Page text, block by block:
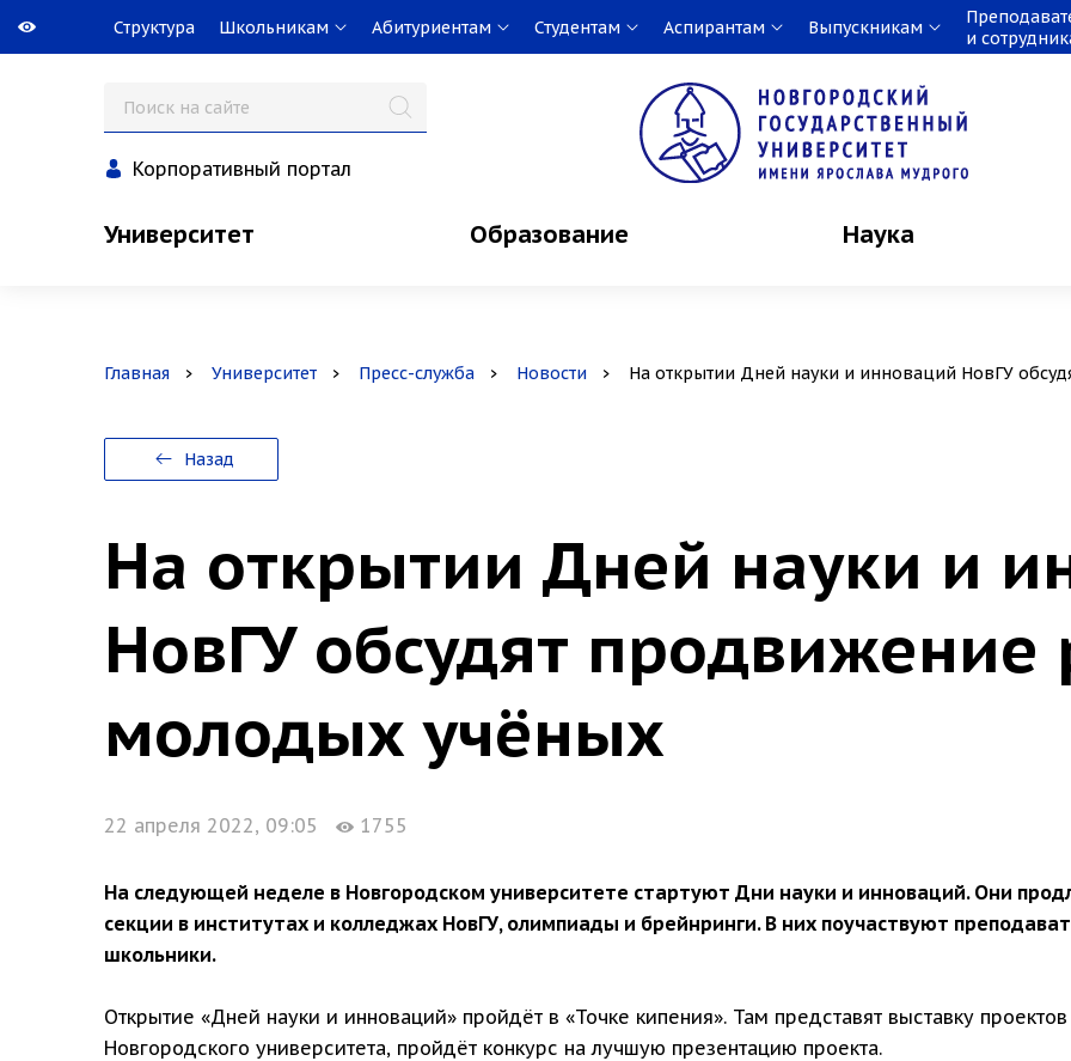
Структура Школьникам Абитуриентам Студентам Аспирантам Выпускникам
и
Корпоративный портал
Университет Образование Наука
Главная Университет Пресс-служба Новости На открытии Дней науки и инноваций НовГУ
Назад
На открытии Дней науки и
НовГУ обсудят продвижение
молодых учёных
22 апреля 2022, 09:05 1755
На следующей неделе в Новгородском университете стартуют Дни науки и инноваций. Они
секции в институтах и колледжах НовГУ, олимпиады и брейнринги. В них поучаствуют
школьники.
Открытие «Дней науки и инноваций» пройдёт в «Точке кипения». Там представят выставку
Новгородского университета, пройдёт конкурс на лучшую презентацию проекта.